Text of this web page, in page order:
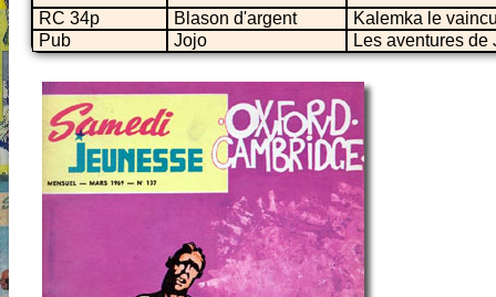
RC 34p
Blason d'argent
Kalemka le
Pub
Jojo Les aventures